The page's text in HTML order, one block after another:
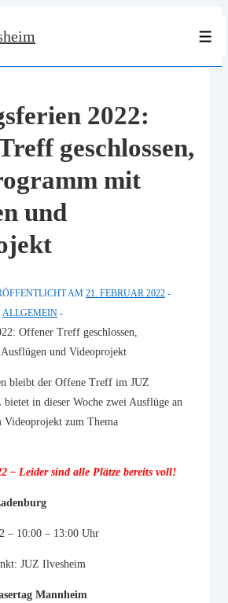
2022:
geschlossen,
mit
und
AM 21. FEBRUAR 2022
ALLGEMEIN
bleibt der Offene Treff im JUZ
bietet in dieser Woche zwei Ausflüge an
Videoprojekt zum Thema
– Leider sind alle Plätze bereits voll!
– 10:00 – 13:00 Uhr
JUZ Ilvesheim
Mannheim